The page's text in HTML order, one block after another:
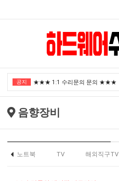
공지 ★★★ 1:1 수리문의 문의 ★★★
2024년 한가위 휴일 안내
"노트북부서" 1월 임시휴가 안내
음향장비
노트북 TV 해외직구TV